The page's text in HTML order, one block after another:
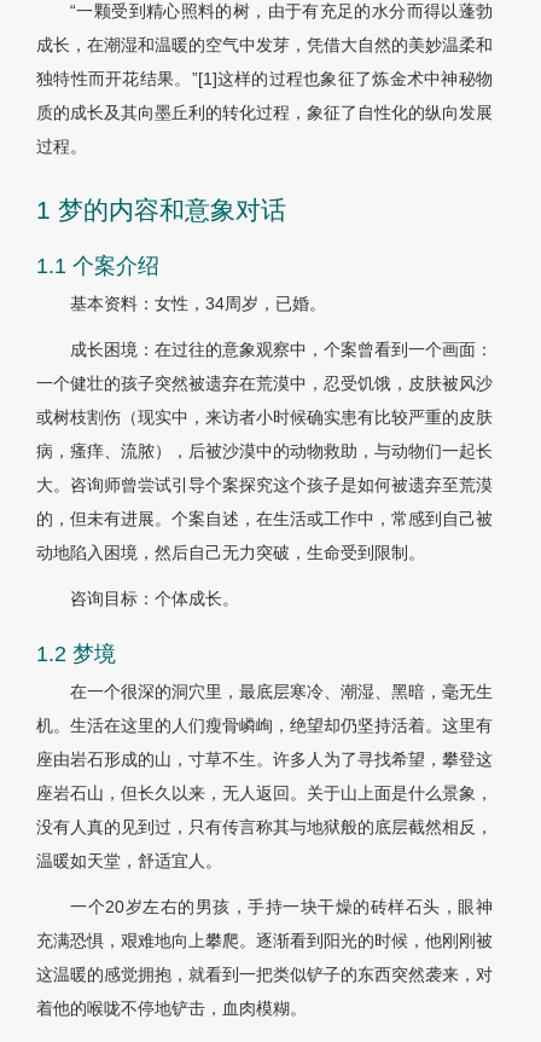
“一颗受到精心照料的树，由于有充足的水分而得以蓬勃
成长，在潮湿和温暖的空气中发芽，凭借大自然的美妙温柔和
独特性而开花结果。”[1]这样的过程也象征了炼金术中神秘物
质的成长及其向墨丘利的转化过程，象征了自性化的纵向发展
过程。
1 梦的内容和意象对话
1.1 个案介绍
基本资料：女性，34周岁，已婚。
成长困境：在过往的意象观察中，个案曾看到一个画面：
一个健壮的孩子突然被遗弃在荒漠中，忍受饥饿，皮肤被风沙
或树枝割伤（现实中，来访者小时候确实患有比较严重的皮肤
病，瘙痒、流脓），后被沙漠中的动物救助，与动物们一起长
大。咨询师曾尝试引导个案探究这个孩子是如何被遗弃至荒漠
的，但未有进展。个案自述，在生活或工作中，常感到自己被
动地陷入困境，然后自己无力突破，生命受到限制。
咨询目标：个体成长。
1.2 梦境
在一个很深的洞穴里，最底层寒冷、潮湿、黑暗，毫无生
机。生活在这里的人们瘦骨嶙峋，绝望却仍坚持活着。这里有
座由岩石形成的山，寸草不生。许多人为了寻找希望，攀登这
座岩石山，但长久以来，无人返回。关于山上面是什么景象，
没有人真的见到过，只有传言称其与地狱般的底层截然相反，
温暖如天堂，舒适宜人。
一个20岁左右的男孩，手持一块干燥的砖样石头，眼神
充满恐惧，艰难地向上攀爬。逐渐看到阳光的时候，他刚刚被
这温暖的感觉拥抱，就看到一把类似铲子的东西突然袭来，对
着他的喉咙不停地铲击，血肉模糊。